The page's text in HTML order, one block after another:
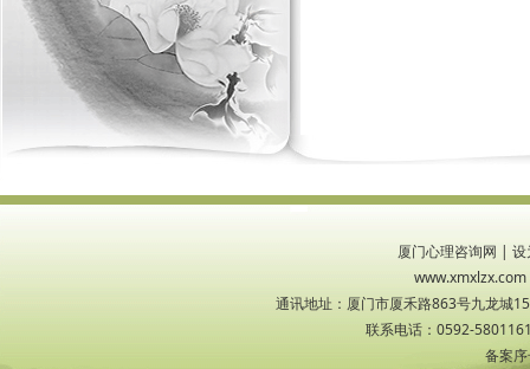
厦门心理咨询网 | 设
通讯地址：厦门市厦禾路863号九龙城
联系电话：0592-
备案